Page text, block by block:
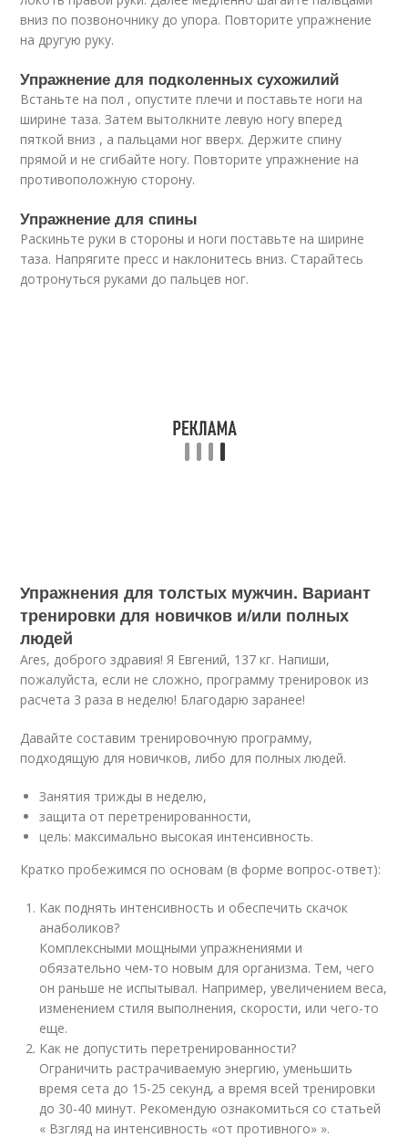
вниз по позвоночнику до упора. Повторите упражнение
на другую руку.
Упражнение для подколенных сухожилий
Встаньте на пол , опустите плечи и поставьте ноги на
ширине таза. Затем вытолкните левую ногу вперед
пяткой вниз , а пальцами ног вверх. Держите спину
прямой и не сгибайте ногу. Повторите упражнение на
противоположную сторону.
Упражнение для спины
Раскиньте руки в стороны и ноги поставьте на ширине
таза. Напрягите пресс и наклонитесь вниз. Старайтесь
дотронуться руками до пальцев ног.
Упражнения для толстых мужчин. Вариант
тренировки для новичков и/или полных
людей
Ares, доброго здравия! Я Евгений, 137 кг. Напиши,
пожалуйста, если не сложно, программу тренировок из
расчета 3 раза в неделю! Благодарю заранее!
Давайте составим тренировочную программу,
подходящую для новичков, либо для полных людей.
Занятия трижды в неделю,
защита от перетренированности,
цель: максимально высокая интенсивность.
Кратко пробежимся по основам (в форме вопрос-ответ):
Как поднять интенсивность и обеспечить скачок
анаболиков?
Комплексными мощными упражнениями и
обязательно чем-то новым для организма. Тем, чего
он раньше не испытывал. Например, увеличением веса,
изменением стиля выполнения, скорости, или чего-то
еще.
Как не допустить перетренированности?
Ограничить растрачиваемую энергию, уменьшить
время сета до 15-25 секунд, а время всей тренировки
до 30-40 минут. Рекомендую ознакомиться со статьей
« Взгляд на интенсивность «от противного» ».